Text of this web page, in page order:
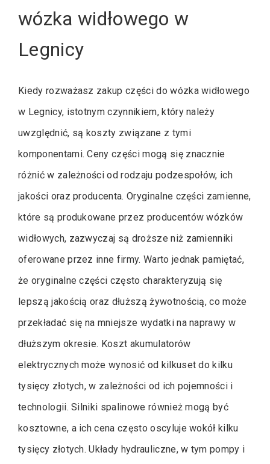
wózka widłowego w
Legnicy
Kiedy rozważasz zakup części do wózka widłowego
w Legnicy, istotnym czynnikiem, który należy
uwzględnić, są koszty związane z tymi
komponentami. Ceny części mogą się znacznie
różnić w zależności od rodzaju podzespołów, ich
jakości oraz producenta. Oryginalne części zamienne,
które są produkowane przez producentów wózków
widłowych, zazwyczaj są droższe niż zamienniki
oferowane przez inne firmy. Warto jednak pamiętać,
że oryginalne części często charakteryzują się
lepszą jakością oraz dłuższą żywotnością, co może
przekładać się na mniejsze wydatki na naprawy w
dłuższym okresie. Koszt akumulatorów
elektrycznych może wynosić od kilkuset do kilku
tysięcy złotych, w zależności od ich pojemności i
technologii. Silniki spalinowe również mogą być
kosztowne, a ich cena często oscyluje wokół kilku
tysięcy złotych. Układy hydrauliczne, w tym pompy i